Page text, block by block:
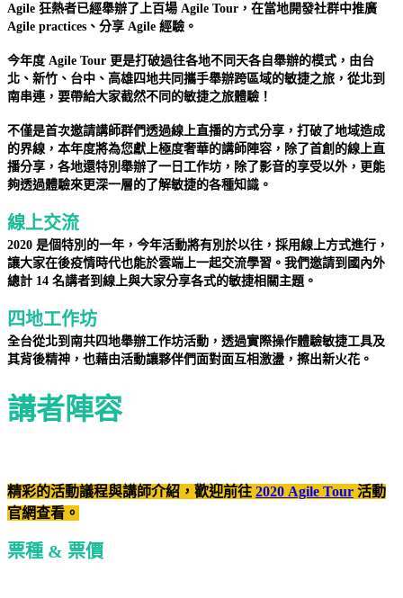
Agile 狂熱者已經舉辦了上百場 Agile Tour，在當地開發社群中推廣
Agile practices、分享 Agile 經驗。
今年度 Agile Tour 更是打破過往各地不同天各自舉辦的模式，由台
北、新竹、台中、高雄四地共同攜手舉辦跨區域的敏捷之旅，從北到
南串連，要帶給大家截然不同的敏捷之旅體驗！
不僅是首次邀請講師群們透過線上直播的方式分享，打破了地域造成
的界線，本年度將為您獻上極度奢華的講師陣容，除了首創的線上直
播分享，各地還特別舉辦了一日工作坊，除了影音的享受以外，更能
夠透過體驗來更深一層的了解敏捷的各種知識。
線上交流
2020 是個特別的一年，今年活動將有別於以往，採用線上方式進行，
讓大家在後疫情時代也能於雲端上一起交流學習。我們邀請到國內外
總計 14 名講者到線上與大家分享各式的敏捷相關主題。
四地工作坊
全台從北到南共四地舉辦工作坊活動，透過實際操作體驗敏捷工具及
其背後精神，也藉由活動讓夥伴們面對面互相激盪，擦出新火花。
講者陣容
精彩的活動議程與講師介紹，歡迎前往 2020 Agile Tour 活動
官網查看。
票種 & 票價